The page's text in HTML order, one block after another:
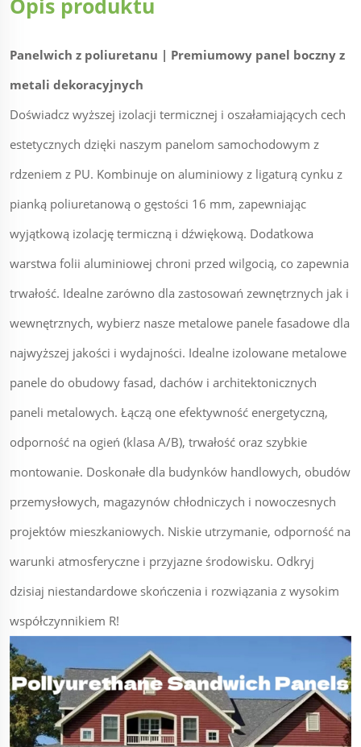
Panelwich z poliuretanu | Premiumowy panel boczny z
metali dekoracyjnych
Doświadcz wyższej izolacji termicznej i oszałamiających cech
estetycznych dzięki naszym panelom samochodowym z
rdzeniem z PU. Kombinuje on aluminiowy z ligaturą cynku z
pianką poliuretanową o gęstości 16 mm, zapewniając
wyjątkową izolację termiczną i dźwiękową. Dodatkowa
warstwa folii aluminiowej chroni przed wilgocią, co zapewnia
trwałość. Idealne zarówno dla zastosowań zewnętrznych jak i
wewnętrznych, wybierz nasze metalowe panele fasadowe dla
najwyższej jakości i wydajności. Idealne izolowane metalowe
panele do obudowy fasad, dachów i architektonicznych
paneli metalowych. Łączą one efektywność energetyczną,
odporność na ogień (klasa A/B), trwałość oraz szybkie
montowanie. Doskonałe dla budynków handlowych, obudów
przemysłowych, magazynów chłodniczych i nowoczesnych
projektów mieszkaniowych. Niskie utrzymanie, odporność na
warunki atmosferyczne i przyjazne środowisku. Odkryj
dzisiaj niestandardowe skończenia i rozwiązania z wysokim
współczynnikiem R!